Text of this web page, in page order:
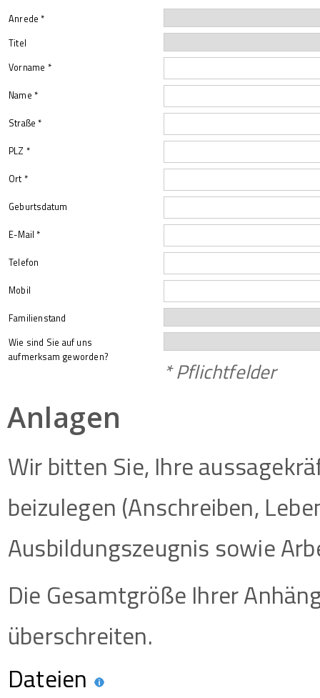
Anrede *
Titel
Vorname *
Name *
Straße *
PLZ *
Ort *
Geburtsdatum
E-Mail *
Telefon
Mobil
Familienstand
Wie sind Sie auf uns
aufmerksam geworden?
* Pflichtfelder
Anlagen
Wir bitten Sie, Ihre
beizulegen (Anschreiben,
Ausbildungszeugnis sowie
Die Gesamtgröße Ihrer
überschreiten.
Dateien